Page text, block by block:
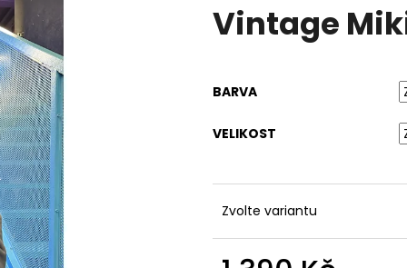
Vintage
BARVA
VELIKOST
Zvolte variantu
HLEDAT
Doporučujeme